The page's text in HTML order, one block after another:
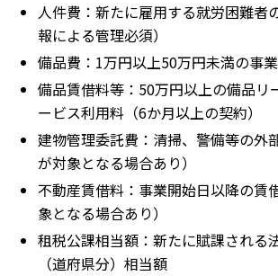
人件費：新たに雇用する就労困難者
報による管理必須）
備品費：1万円以上50万円未満の事
備品賃借料等：50万円以上の備品リ
ービス利用料（6か月以上の契約）
建物管理委託費：清掃、警備等の外
が対象となる場合あり）
不動産賃借料：事業開始日以降の賃
象となる場合あり）
租税公課相当額：新たに賦課される
（道府県分）相当額